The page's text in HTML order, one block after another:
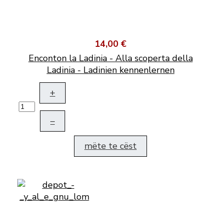
14,00 €
Enconton la Ladinia - Alla scoperta della
Ladinia - Ladinien kennenlernen
+
–
mëte te cëst